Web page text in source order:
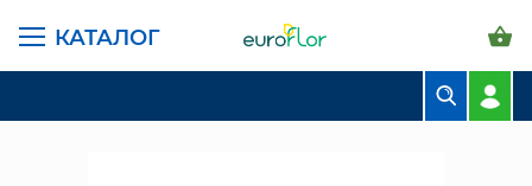
КАТАЛОГ
ГЛАВНАЯ СТРАНИЦА КАТАЛОГ
КОМНАТНЫЕ РАСТЕНИЯ